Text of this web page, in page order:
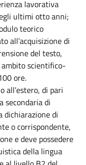
lavorativa
ultimi otto anni;
teorico
all’acquisizione di
del testo,
scientifico-
ore.
all’estero, di pari
secondaria di
dichiarazione di
o corrispondente,
e deve possedere
della lingua